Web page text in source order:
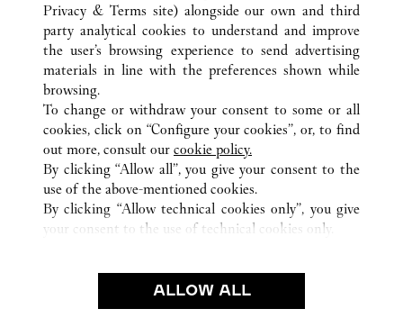
ALL CARTIER LOCATIONS JAPAN
TOKYO
CHUO-KU
GINZA 6-10-1
CUSTOMER CARE
CONTACT US
OUR COMPANY
CAREERS
FIND A BOUTIQUE
PRIVACY POLICY
Privacy & Terms site) alongside our own and third
party analytical cookies to understand and improve
the user’s browsing experience to send advertising
materials in line with the preferences shown while
browsing.
To change or withdraw your consent to some or all
cookies, click on “Configure your cookies”, or, to find
out more, consult our cookie policy.
By clicking “Allow all”, you give your consent to the
use of the above-mentioned cookies.
By clicking “Allow technical cookies only”, you give
your consent to the use of technical cookies only.
ALLOW ALL